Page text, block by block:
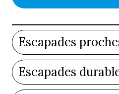
Escapades
Escapades